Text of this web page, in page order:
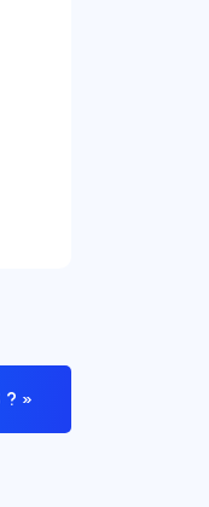
? »